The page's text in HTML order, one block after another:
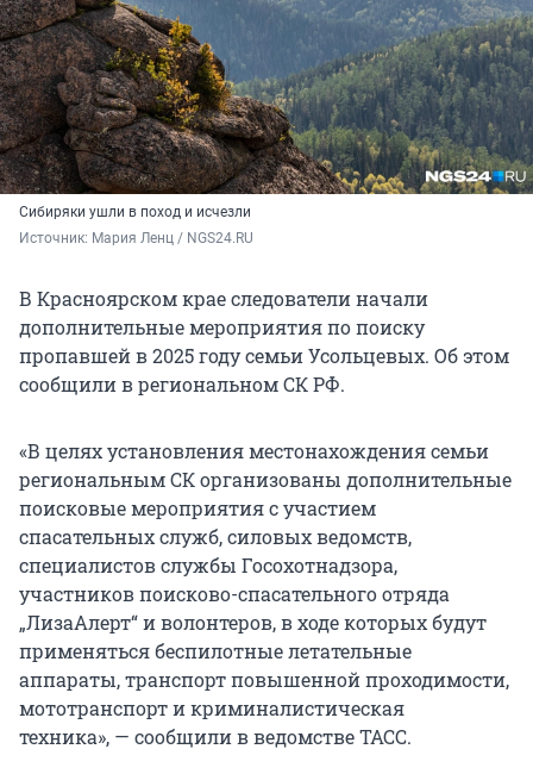
Сибиряки ушли в поход и исчезли
Источник: Мария Ленц / NGS24.RU
В Красноярском крае следователи начали
дополнительные мероприятия по поиску
пропавшей в 2025 году семьи Усольцевых. Об этом
сообщили в региональном СК РФ.
«В целях установления местонахождения семьи
региональным СК организованы дополнительные
поисковые мероприятия с участием
спасательных служб, силовых ведомств,
специалистов службы Госохотнадзора,
участников поисково-спасательного отряда
„ЛизаАлерт“ и волонтеров, в ходе которых будут
применяться беспилотные летательные
аппараты, транспорт повышенной проходимости,
мототранспорт и криминалистическая
техника», — сообщили в ведомстве ТАСС.